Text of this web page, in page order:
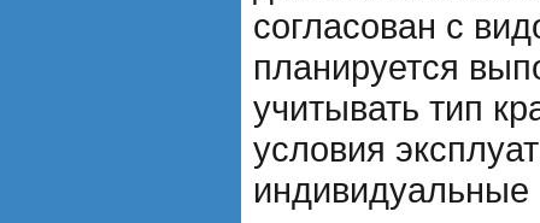
согласован с
планируется
учитывать тип
условия
индивидуальные